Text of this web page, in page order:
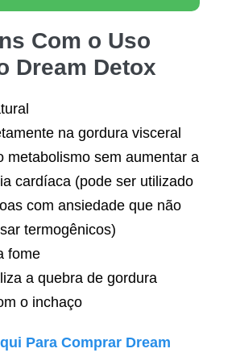
Com o Uso
Dream Detox
na gordura visceral
metabolismo sem aumentar a
cardíaca (pode ser utilizado
com ansiedade que não
termogênicos)
fome
a quebra de gordura
o inchaço
Para Comprar Dream